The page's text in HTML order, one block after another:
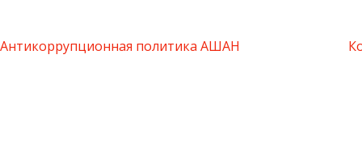
Антикоррупционная политика АШАН